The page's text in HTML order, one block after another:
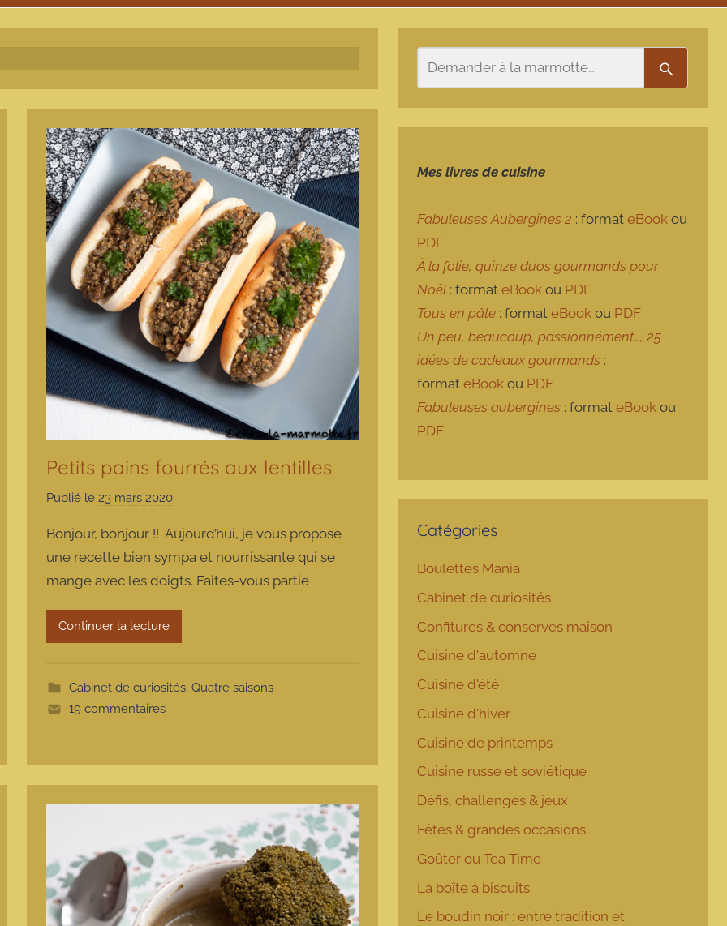
Petits pains fourrés aux lentilles
Publié le23 mars 2020
r
m
a
o
t
Bonjour, bonjour !! Aujourd’hui, je vous propose
une recette bien sympa et nourrissante qui se
mange avec les doigts. Faites-vous partie
Continuer la lecture
Cabinet de curiosités, Quatre saisons
19 commentaires
Mes livres de cuisine
Fabuleuses Aubergines 2 : formateBook ou
PDF
À la folie, quinze duos gourmands pour
Noël : formateBook ou PDF
Tous en pâte : formateBook ou PDF
Un peu, beaucoup, passionnément…, 25
idées de cadeaux gourmands :
formateBook ou PDF
Fabuleuses aubergines : formateBook ou
PDF
Catégories
Boulettes Mania
Cabinet de curiosités
Confitures & conserves maison
Cuisine d'automne
Cuisine d'été
Cuisine d'hiver
Cuisine de printemps
Cuisine russe et soviétique
Défis, challenges & jeux
Fêtes & grandes occasions
Goûter ou Tea Time
La boîte à biscuits
Le boudin noir : entre tradition et